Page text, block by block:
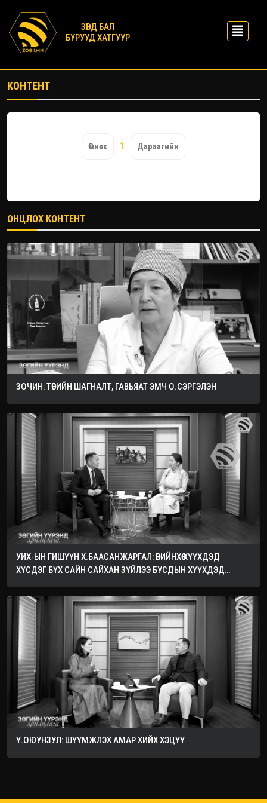
ЗӨВД БАЛ
БУРУУД ХАТГУУР
КОНТЕНТ
Өмнөх 1 Дараагийн
ОНЦЛОХ КОНТЕНТ
ЗОЧИН: ТӨРИЙН ШАГНАЛТ, ГАВЬЯАТ ЭМЧ О.СЭРГЭЛЭН
УИХ-ЫН ГИШҮҮН Х.БААСАНЖАРГАЛ: ӨӨРИЙНХӨӨ ХҮҮХДЭД
ХҮСДЭГ БҮХ САЙН САЙХАН ЗҮЙЛЭЭ БУСДЫН ХҮҮХДЭД
Ү.ОЮУНЗУЛ: ШҮҮМЖЛЭХ АМАР ХИЙХ ХЭЦҮҮ